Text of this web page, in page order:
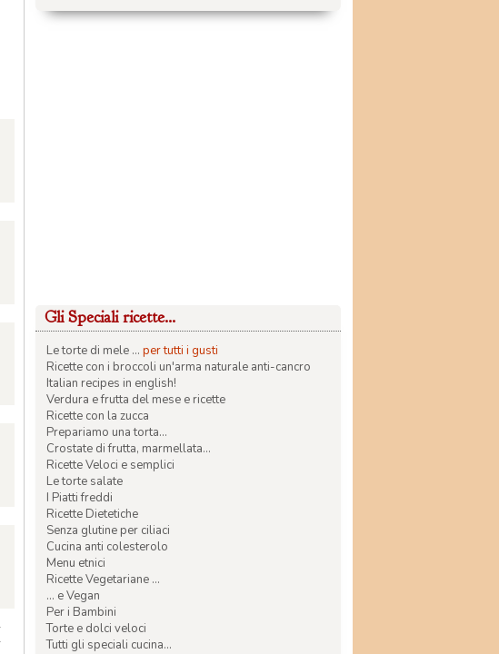
Gli Speciali ricette...
Le torte di mele ... per tutti i gusti
Ricette con i broccoli un'arma naturale anti-cancro
Italian recipes in english!
Verdura e frutta del mese e ricette
Ricette con la zucca
Prepariamo una torta...
Crostate di frutta, marmellata...
Ricette Veloci e semplici
Le torte salate
I Piatti freddi
Ricette Dietetiche
Senza glutine per ciliaci
Cucina anti colesterolo
Menu etnici
Ricette Vegetariane ...
... e Vegan
Per i Bambini
Torte e dolci veloci
Tutti gli speciali cucina...